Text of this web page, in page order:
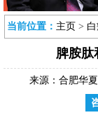
当前位置： 主页 >
脾胺肽
来源： 合肥华